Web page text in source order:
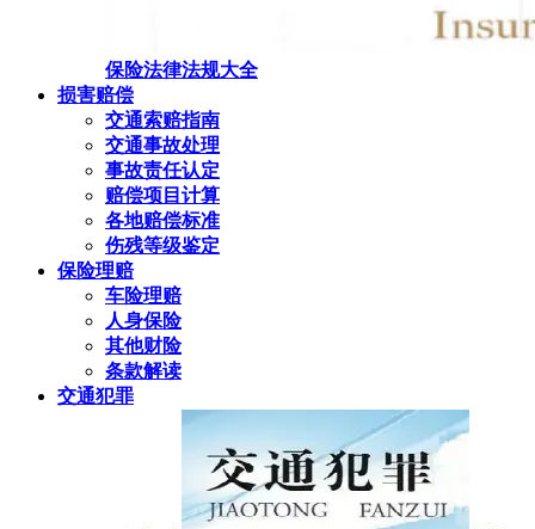
保险法律法规大全
损害赔偿
交通索赔指南
交通事故处理
事故责任认定
赔偿项目计算
各地赔偿标准
伤残等级鉴定
保险理赔
车险理赔
人身保险
其他财险
条款解读
交通犯罪